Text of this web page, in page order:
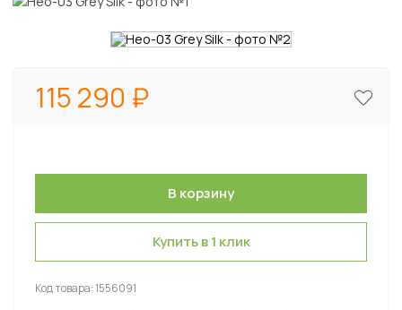
115 290
Купить в 1 клик
Код товара:1556091